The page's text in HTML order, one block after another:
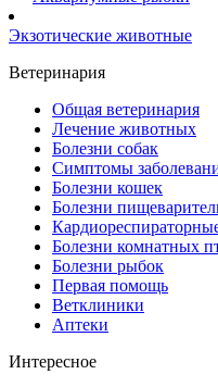
Экзотические животные
Ветеринария
Общая ветеринария
Лечение животных
Болезни собак
Симптомы
Болезни кошек
Болезни
Болезни комнатных
Болезни рыбок
Первая помощь
Ветклиники
Аптеки
Интересное